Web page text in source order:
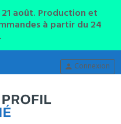
août. Production et
à partir du 24
person Connexion